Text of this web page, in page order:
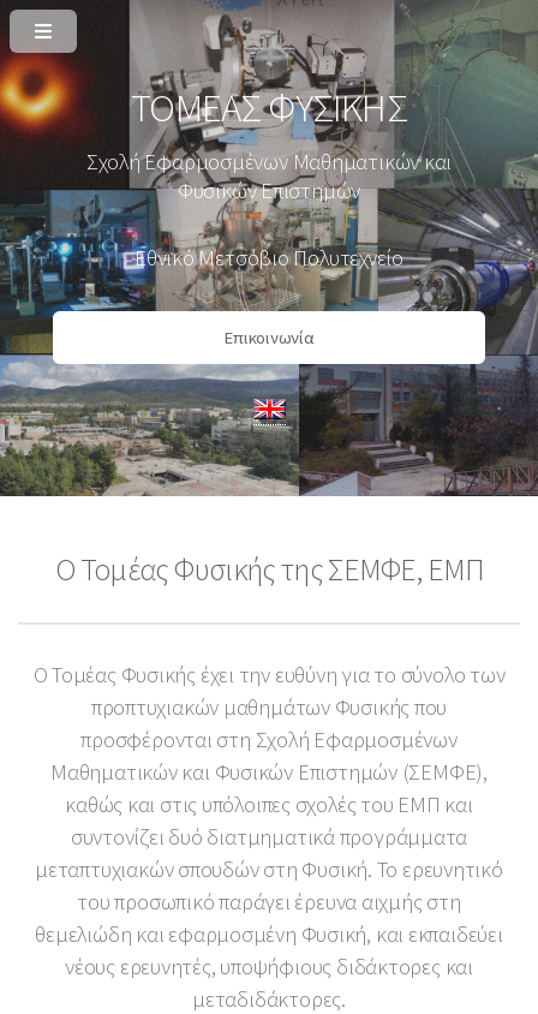
ΤΟΜΕΑΣ ΦΥΣΙΚΗΣ
Σχολή Εφαρμοσμένων Μαθηματικών και
Φυσικών Επιστημών
Εθνικό Μετσόβιο Πολυτεχνείο
Επικοινωνία
Ο Τομέας Φυσικής της ΣΕΜΦΕ, ΕΜΠ
Ο Τομέας Φυσικής έχει την ευθύνη για το σύνολο των
προπτυχιακών μαθημάτων Φυσικής που
προσφέρονται στη Σχολή Εφαρμοσμένων
Μαθηματικών και Φυσικών Επιστημών (ΣΕΜΦΕ),
καθώς και στις υπόλοιπες σχολές του ΕΜΠ και
συντονίζει δυό διατμηματικά προγράμματα
μεταπτυχιακών σπουδών στη Φυσική. Το ερευνητικό
του προσωπικό παράγει έρευνα αιχμής στη
θεμελιώδη και εφαρμοσμένη Φυσική, και εκπαιδεύει
νέους ερευνητές, υποψήφιους διδάκτορες και
μεταδιδάκτορες.